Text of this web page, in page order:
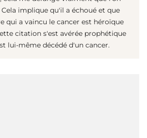
implique qu'il a échoué et que
qui a vaincu le cancer est héroïque
citation s'est avérée prophétique
lui-même décédé d'un cancer.